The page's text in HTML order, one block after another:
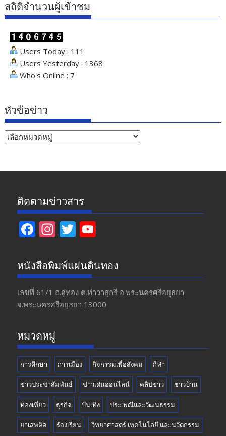
สถิติจำนวนผู้เข้าชม
Users Today : 111
Users Yesterday : 1368
Who's Online : 7
หัวข้อข่าว
หัวข้อ
ติดตามข่าวสาร
F
e
b
o
o
In
a
gr
a
m
T
itt
er
u
T
u
b
หนังสือพิมพ์แผ่นดินทอง
เลขที่ 61/1 ถ.อู่ทอง​ ต.​ท่าวาสุกรี​ อ.พระนครศรีอยุธยา​
จ.พระนครศรีอยุธยา 13000
หมวดหมู่
การศึกษา การเมือง กิจกรรมเพื่อสังคม กีฬา
ข่าวประชาสัมพันธ์ ข่าวเด่นออนไลน์ คลิปข่าว ชาวบ้าน
ท่องเที่ยว ธุรกิจ บันเทิง ประเพณีและวัฒนธรรม
ยาเสพติด ร้องเรียน วิทยาศาสตร์ เทคโนโลยี และนวัตกรรม